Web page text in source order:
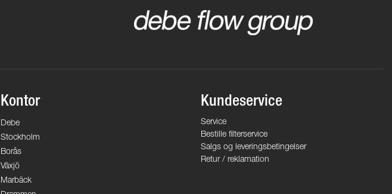
Kontor
Debe
Stockholm
Borås
Växjö
Marbäck
Kundeservice
Service
Bestille filterservice
Salgs og leveringsbetingelser
Retur / reklamation